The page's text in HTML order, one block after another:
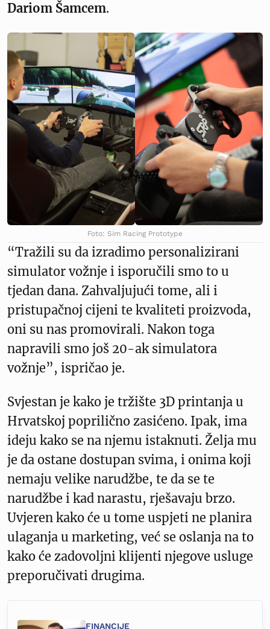
Dariom Šamcem.
Foto: Sim Racing Prototype
“Tražili su da izradimo personalizirani
simulator vožnje i isporučili smo to u
tjedan dana. Zahvaljujući tome, ali i
pristupačnoj cijeni te kvaliteti proizvoda,
oni su nas promovirali. Nakon toga
napravili smo još 20-ak simulatora
vožnje”, ispričao je.
Svjestan je kako je tržište 3D printanja u
Hrvatskoj poprilično zasićeno. Ipak, ima
ideju kako se na njemu istaknuti. Želja mu
je da ostane dostupan svima, i onima koji
nemaju velike narudžbe, te da se te
narudžbe i kad narastu, rješavaju brzo.
Uvjeren kako će u tome uspjeti ne planira
ulaganja u marketing, već se oslanja na to
kako će zadovoljni klijenti njegove usluge
preporučivati drugima.
FINANCIJE